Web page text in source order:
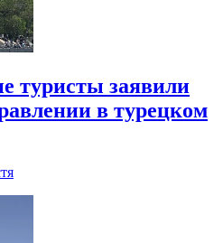
туристы заявили
в турецком